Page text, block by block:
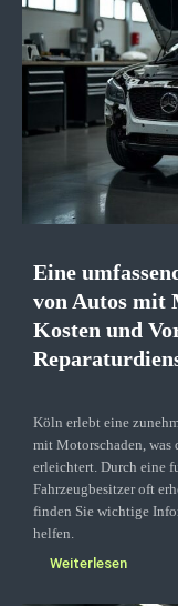
Eine
von Autos mit
Kosten und
Köln erlebt eine
mit Motorschaden, was
erleichtert. Durch eine
Fahrzeugbesitzer oft
finden Sie wichtige
helfen.
Weiterlesen